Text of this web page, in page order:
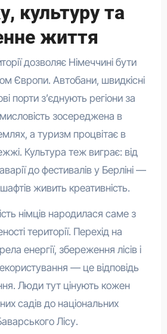
культуру та
життя
дозволяє Німеччині бути
Європи. Автобани, швидкісні
порти з’єднують регіони за
зосереджена в
а туризм процвітає в
Культура теж виграє: від
до фестивалів у Берліні —
живить креативність.
німців народилася саме з
території. Перехід на
енергії, збереження лісів і
— це відповідь
Люди тут цінують кожен
садів до національних
Лісу.